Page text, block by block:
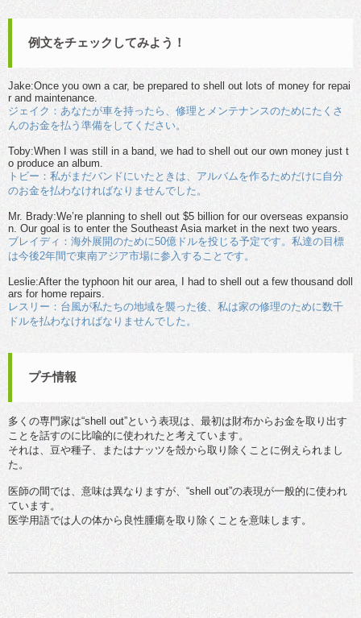
例文をチェックしてみよう！
Jake:Once you own a car, be prepared to shell out lots of money for repai
r and maintenance.
ジェイク：あなたが車を持ったら、修理とメンテナンスのためにたくさ
んのお金を払う準備をしてください。
Toby:When I was still in a band, we had to shell out our own money just t
o produce an album.
トビー：私がまだバンドにいたときは、アルバムを作るためだけに自分
のお金を払わなければなりませんでした。
Mr. Brady:We’re planning to shell out $5 billion for our overseas expansio
n. Our goal is to enter the Southeast Asia market in the next two years.
ブレイディ：海外展開のために50億ドルを投じる予定です。私達の目標
は今後2年間で東南アジア市場に参入することです。
Leslie:After the typhoon hit our area, I had to shell out a few thousand doll
ars for home repairs.
レスリー：台風が私たちの地域を襲った後、私は家の修理のために数千
ドルを払わなければなりませんでした。
プチ情報
多くの専門家は“shell out”という表現は、最初は財布からお金を取り出す
ことを話すのに比喩的に使われたと考えています。
それは、豆や種子、またはナッツを殻から取り除くことに例えられまし
た。
医師の間では、意味は異なりますが、“shell out”の表現が一般的に使われ
ています。
医学用語では人の体から良性腫瘍を取り除くことを意味します。